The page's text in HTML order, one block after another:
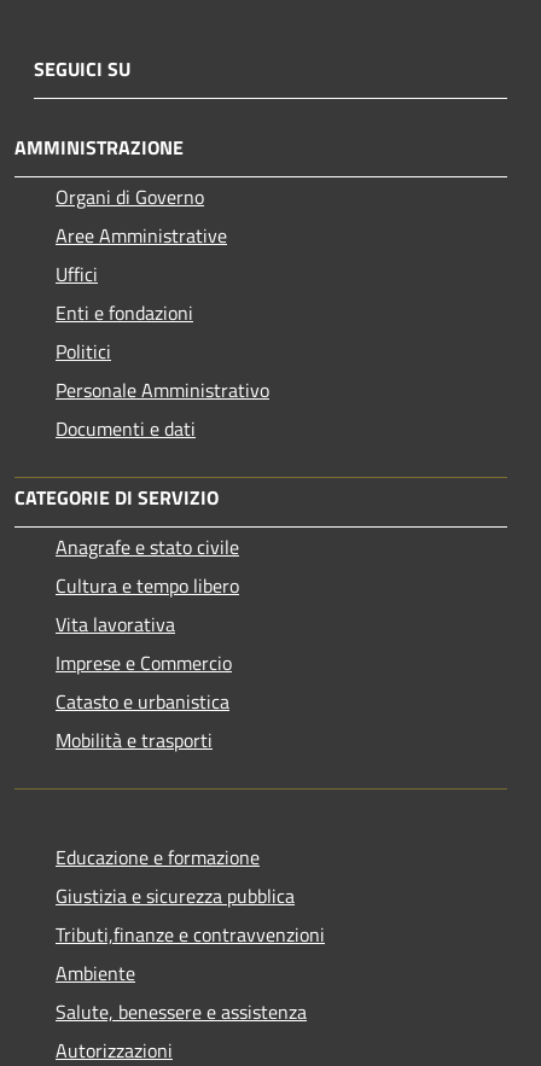
SEGUICI SU
AMMINISTRAZIONE
Organi di Governo
Aree Amministrative
Uffici
Enti e fondazioni
Politici
Personale Amministrativo
Documenti e dati
CATEGORIE DI SERVIZIO
Anagrafe e stato civile
Cultura e tempo libero
Vita lavorativa
Imprese e Commercio
Catasto e urbanistica
Mobilità e trasporti
Educazione e formazione
Giustizia e sicurezza pubblica
Tributi,finanze e contravvenzioni
Ambiente
Salute, benessere e assistenza
Autorizzazioni